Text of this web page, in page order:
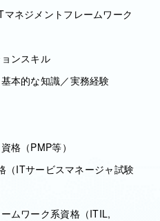
ネジメントフレームワーク
ンスキル
本的な知識／実務経験
格（PMP等）
（ITサービスマネージャ試験
ムワーク系資格（ITIL,